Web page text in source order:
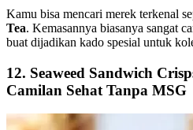
Kamu bisa mencari merek terkenal
Tea. Kemasannya biasanya sangat
buat dijadikan kado spesial untuk
12. Seaweed Sandwich
Camilan Sehat Tanpa MSG